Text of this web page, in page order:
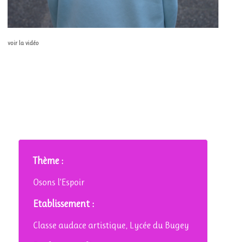
voir la vidéo
Thème :
Osons l’Espoir
Etablissement :
Classe audace artistique, Lycée du Bugey